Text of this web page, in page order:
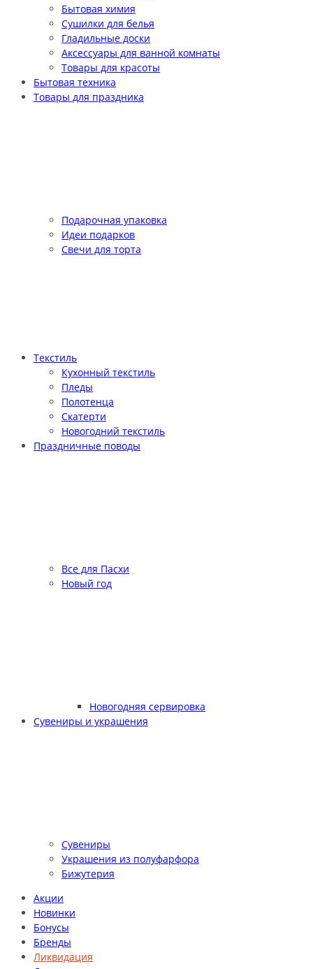
Бытовая химия
Сушилки для белья
Гладильные доски
Аксессуары для ванной комнаты
Товары для красоты
Бытовая техника
Товары для праздника
Подарочная упаковка
Идеи подарков
Свечи для торта
Текстиль
Кухонный текстиль
Пледы
Полотенца
Скатерти
Новогодний текстиль
Праздничные поводы
Все для Пасхи
Новый год
Новогодняя сервировка
Сувениры и украшения
Сувениры
Украшения из полуфарфора
Бижутерия
Акции
Новинки
Бонусы
Бренды
Ликвидация